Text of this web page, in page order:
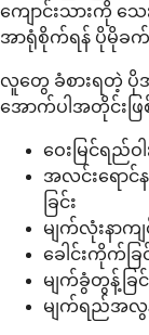
ကျောင်းသားကို သ
အာရုံစိုက်ရန် ပိုမိုခက်
လူတွေ ခံစားရတဲ့ ပို
အောက်ပါအတိုင်းဖ
ဝေးမြင်ရည်ဝ
အလင်းရောင်
ခြင်း
မျက်လုံးနာက
ခေါင်းကိုက်ခ
မျက်ခွံတွန့်ခြင်
မျက်ရည်အလွ